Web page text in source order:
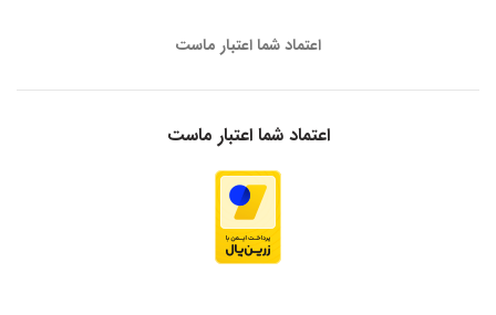
اعتماد شما اعتبار ماست
اعتماد شما اعتبار ماست